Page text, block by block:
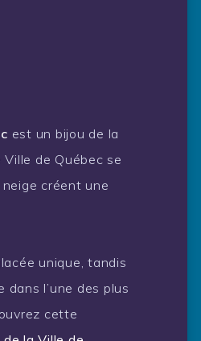
est un bijou de la
de Québec se
créent une
unique, tandis
dans l’une des plus
cette